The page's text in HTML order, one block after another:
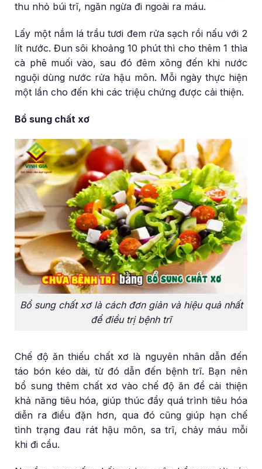
thu nhỏ búi trĩ, ngăn ngừa đi ngoài ra máu.
Lấy một nắm lá trầu tươi đem rửa sạch rồi nấu với 2
lít nước. Đun sôi khoảng 10 phút thì cho thêm 1 thìa
cà phê muối vào, sau đó đêm xông đến khi nước
nguội dùng nước rửa hậu môn. Mỗi ngày thực hiện
một lần cho đến khi các triệu chứng được cải thiện.
Bổ sung chất xơ
Bổ sung chất xơ là cách đơn giản và hiệu quả nhất
để điều trị bệnh trĩ
Chế độ ăn thiếu chất xơ là nguyên nhân dẫn đến
táo bón kéo dài, từ đó dẫn đến bệnh trĩ. Bạn nên
bổ sung thêm chất xơ vào chế độ ăn để cải thiện
khả năng tiêu hóa, giúp thúc đẩy quá trình tiêu hóa
diễn ra điều đặn hơn, qua đó cũng giúp hạn chế
tình trạng đau rát hậu môn, sa trĩ, chảy máu mỗi
khi đi cầu.